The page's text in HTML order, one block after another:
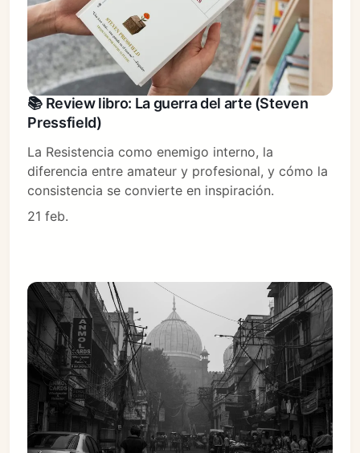
📚 Review libro: La guerra del arte (Steven
Pressfield)
La Resistencia como enemigo interno, la
diferencia entre amateur y profesional, y cómo la
consistencia se convierte en inspiración.
21 feb.